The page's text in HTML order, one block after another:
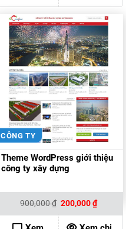
CÔNG TY
Theme WordPress giới thiệu
công ty xây dựng
900,000₫ Giá
gốc
là:
900,000 ₫.
200,000₫Giá
hiện
tại
là: